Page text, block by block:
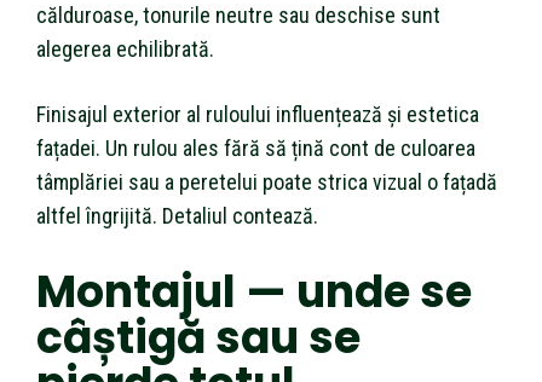
călduroase, tonurile neutre sau deschise sunt
alegerea echilibrată.
Finisajul exterior al ruloului influențează și estetica
fațadei. Un rulou ales fără să țină cont de culoarea
tâmplăriei sau a peretelui poate strica vizual o fațadă
altfel îngrijită. Detaliul contează.
Montajul — unde se
câștigă sau se